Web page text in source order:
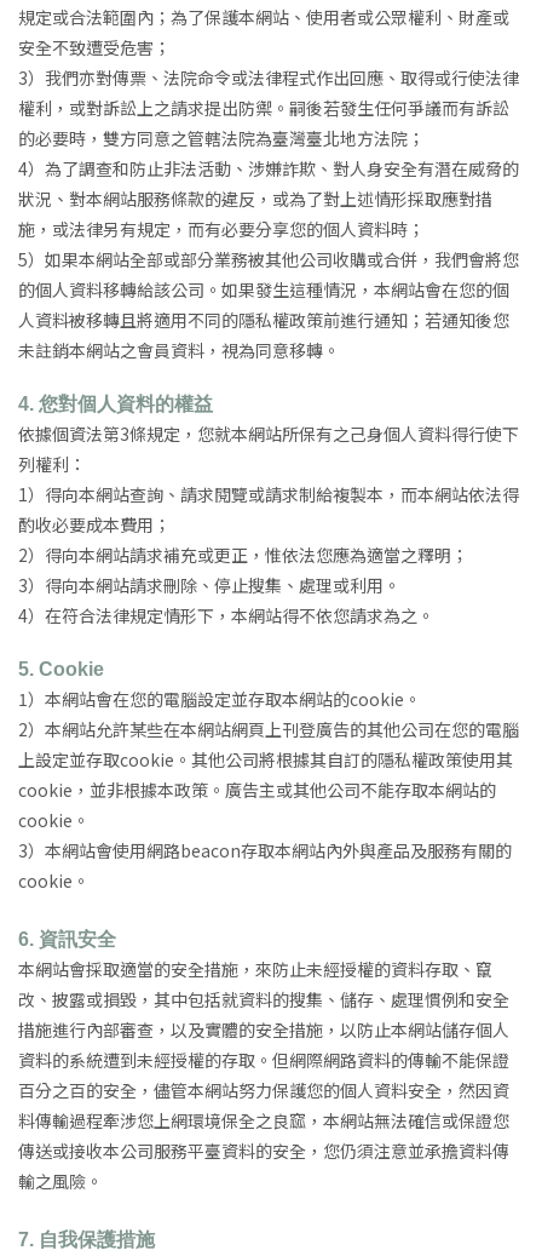
規定或合法範圍內；為了保護本網站、使用者或公眾權利、財產或
安全不致遭受危害；
3）我們亦對傳票、法院命令或法律程式作出回應、取得或行使法律
權利，或對訴訟上之請求提出防禦。嗣後若發生任何爭議而有訴訟
的必要時，雙方同意之管轄法院為臺灣臺北地方法院；
4）為了調查和防止非法活動、涉嫌詐欺、對人身安全有潛在威脅的
狀況、對本網站服務條款的違反，或為了對上述情形採取應對措
施，或法律另有規定，而有必要分享您的個人資料時；
5）如果本網站全部或部分業務被其他公司收購或合併，我們會將您
的個人資料移轉給該公司。如果發生這種情況，本網站會在您的個
人資料被移轉且將適用不同的隱私權政策前進行通知；若通知後您
未註銷本網站之會員資料，視為同意移轉。
4. 您對個人資料的權益
依據個資法第3條規定，您就本網站所保有之己身個人資料得行使下
列權利：
1）得向本網站查詢、請求閱覽或請求制給複製本，而本網站依法得
酌收必要成本費用；
2）得向本網站請求補充或更正，惟依法您應為適當之釋明；
3）得向本網站請求刪除、停止搜集、處理或利用。
4）在符合法律規定情形下，本網站得不依您請求為之。
5. Cookie
1）本網站會在您的電腦設定並存取本網站的cookie。
2）本網站允許某些在本網站網頁上刊登廣告的其他公司在您的電腦
上設定並存取cookie。其他公司將根據其自訂的隱私權政策使用其
cookie，並非根據本政策。廣告主或其他公司不能存取本網站的
cookie。
3）本網站會使用網路beacon存取本網站內外與產品及服務有關的
cookie。
6. 資訊安全
本網站會採取適當的安全措施，來防止未經授權的資料存取、竄
改、披露或損毀，其中包括就資料的搜集、儲存、處理慣例和安全
措施進行內部審查，以及實體的安全措施，以防止本網站儲存個人
資料的系統遭到未經授權的存取。但網際網路資料的傳輸不能保證
百分之百的安全，儘管本網站努力保護您的個人資料安全，然因資
料傳輸過程牽涉您上網環境保全之良窳，本網站無法確信或保證您
傳送或接收本公司服務平臺資料的安全，您仍須注意並承擔資料傳
輸之風險。
7. 自我保護措施